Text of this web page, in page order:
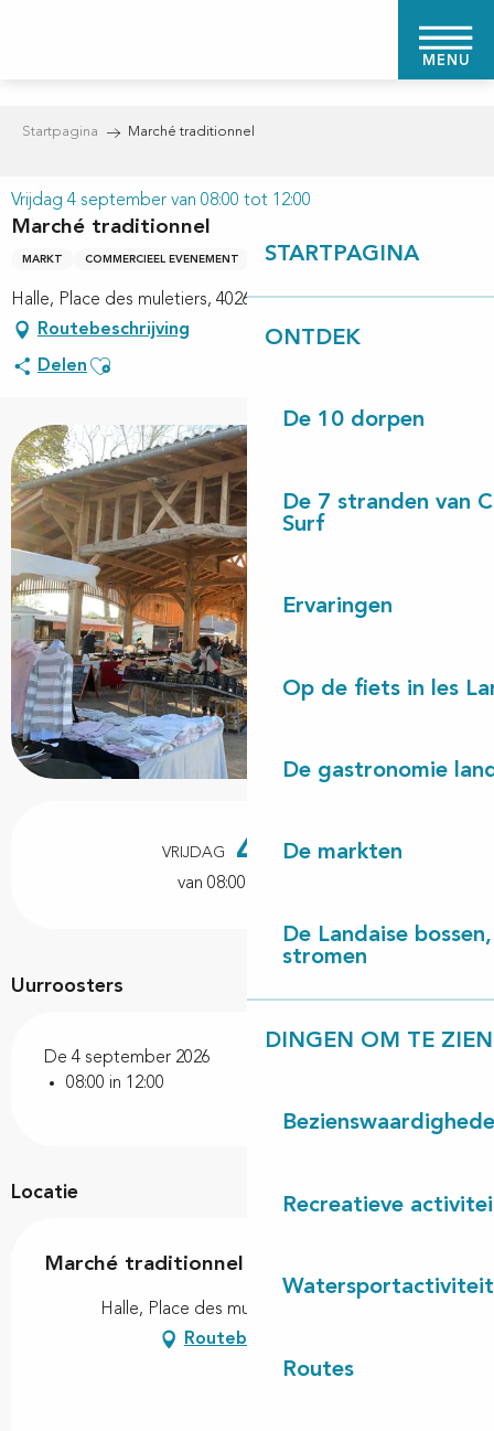
MENU
STARTPAGINA
ONTDEK
De 10 dorpen
De 7 stranden van
Surf
Ervaringen
Op de fiets in les
De gastronomie
De markten
De Landaise
stromen
DINGEN OM TE
Recreatieve
Routes
Startpagina Marché traditionnel
Vrijdag 4 september van 08:00 tot 12:00
Marché traditionnel
MARKT COMMERCIEEL EVENEMENT
Halle, Place des muletiers, 40260 Linxe
Routebeschrijving
Delen Ajouter aux favoris
VRIJDAG 4 SEPTEMBER
van 08:00 tot 12:00
Uurroosters
De 4 september 2026
08:00 in 12:00
Locatie
Marché traditionnel
Halle, Place des muletiers, 40260 Linxe
Routebeschrijving